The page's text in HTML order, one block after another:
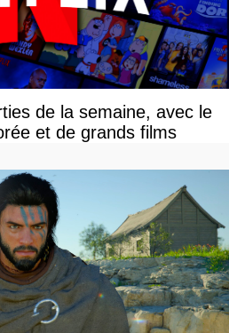
de la semaine, avec le
et de grands films